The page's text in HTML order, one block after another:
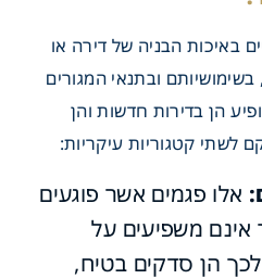
באיכות הבניה של דירה או
ובתנאי המגורים
הן בדירות חדשות והן
לשתי קטגוריות עיקריות:
אלו פגמים אשר פוגעים
משפיעים על
הן סדקים בטיח,